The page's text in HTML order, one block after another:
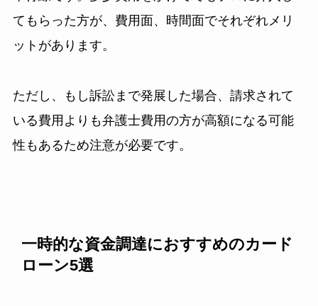
てもらった方が、費用面、時間面でそれぞれメリ
ットがあります。
ただし、もし訴訟まで発展した場合、請求されて
いる費用よりも弁護士費用の方が高額になる可能
性もあるため注意が必要です。
一時的な資金調達におすすめのカード
ローン5選